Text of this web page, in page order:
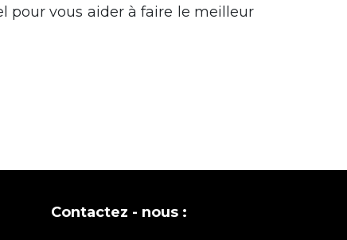
pour vous aider à faire le meilleur
Contactez - nous :